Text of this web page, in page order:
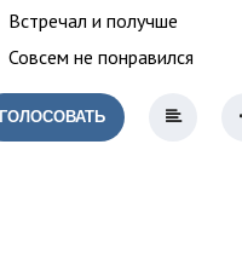
Встречал и получше
Совсем не понравился
ГОЛОСОВАТЬ